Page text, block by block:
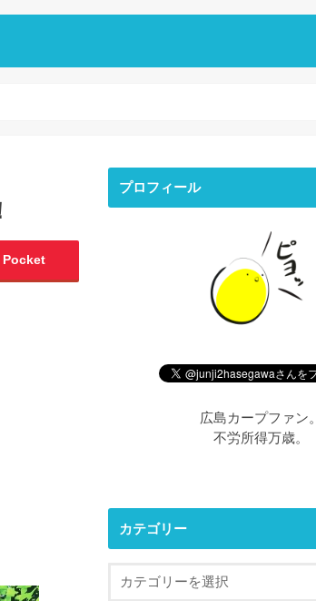
Pocket
プロフィール
広島カープファン。
不労所得万歳。
カテゴリー